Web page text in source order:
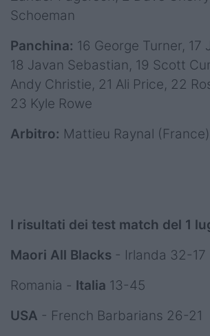
Schoeman
Panchina: 16 George Turner, 17
18 Javan Sebastian, 19 Scott
Andy Christie, 21 Ali Price, 22
23 Kyle Rowe
Arbitro: Mattieu Raynal (France)
I risultati dei test match del 1
Maori All Blacks - Irlanda 32-17
Romania - Italia 13-45
USA - French Barbarians 26-21